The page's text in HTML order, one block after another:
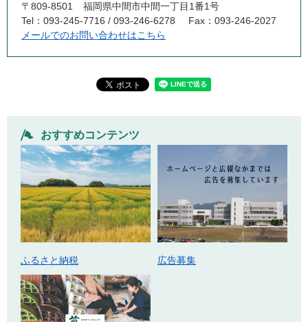
〒809-8501
福岡県中間市中間一丁目1番1号
Tel：093-245-7716 / 093-246-6278
Fax：093-246-2027
メールでのお問い合わせはこちら
おすすめコンテンツ
ふるさと納税 広告募集